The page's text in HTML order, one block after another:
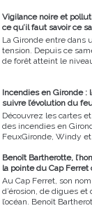
Vigilance noire et
ce qu’il faut savoir ce
La Gironde entre dans
tension. Depuis ce
de forêt atteint le
Incendies en Gironde :
suivre l’évolution du
Découvrez les cartes
des incendies en
FeuxGironde, Windy et
Benoît Bartherotte,
la pointe du Cap Ferret
Au Cap Ferret, son
d’érosion, de digues
l’océan. Benoît